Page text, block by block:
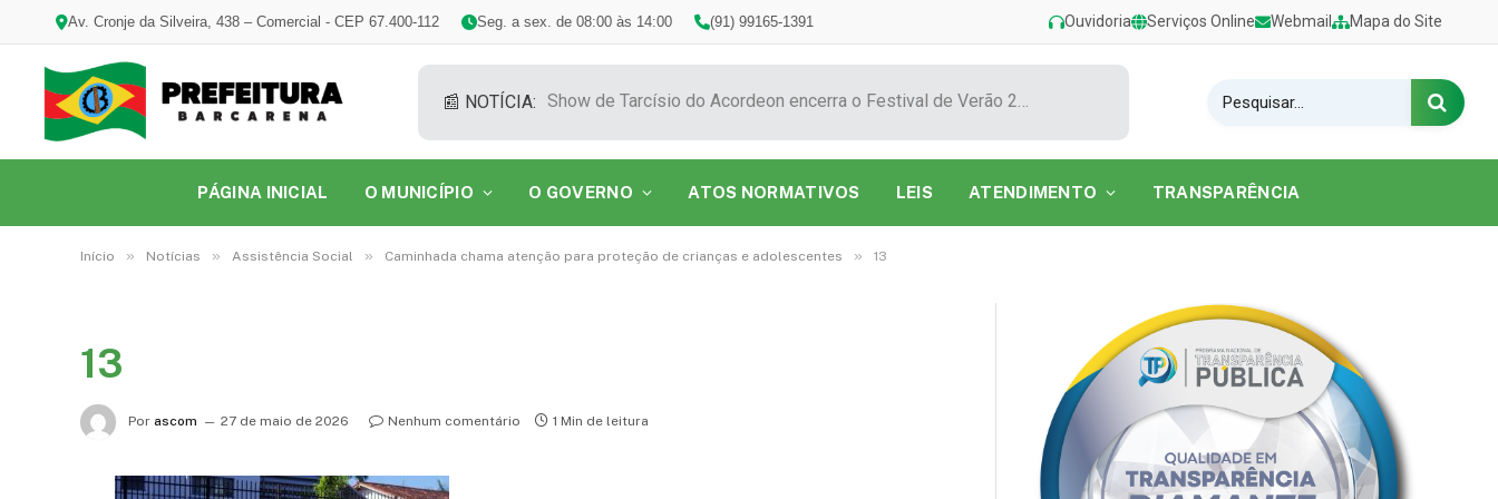
Av. Cronje da Silveira, 438 – Comercial - CEP 67.400-112 Seg. a sex. de 08:00 às 14:00 (91) 99165-1391 Ouvidoria Serviços Online Webmail Mapa do Site
📰 NOTÍCIA: Show de Tarcísio do Acordeon encerra o Festival de Verão 2026 na Praia do Caripi
PÁGINA INICIAL O MUNICÍPIO O GOVERNO ATOS NORMATIVOS LEIS ATENDIMENTO TRANSPARÊNCIA
Início » Notícias » Assistência Social » Caminhada chama atenção para proteção de crianças e adolescentes » 13
13
Por ascom 27 de maio de 2026 Nenhum comentário 1 Min de leitura